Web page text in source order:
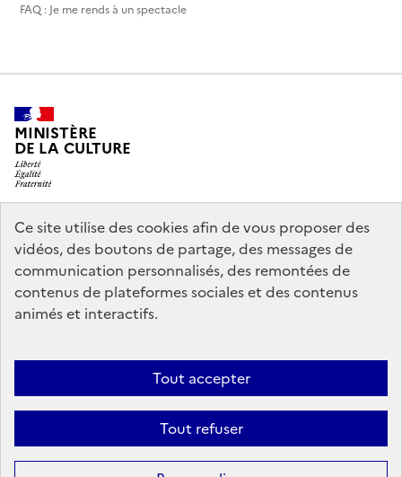
Ce site utilise des cookies afin de vous proposer des
vidéos, des boutons de partage, des messages de
communication personnalisés, des remontées de
contenus de plateformes sociales et des contenus
animés et interactifs.
Tout accepter
Tout refuser
FAQ : Je me rends à un spectacle
MINISTÈRE
DE LA CULTURE
legifrance.gouv.fr
info.gouv.fr
service-public.gouv.fr
data.gouv.fr
Accessibilité : partiellement conforme
Politique générale de
Mentions légales
témoins de connexion (cookies)
Crédits
Sauf mention contraire, tous les contenus de ce site sont sous